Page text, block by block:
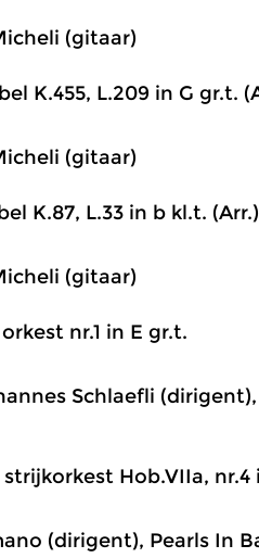
(gitaar)
K.455, L.209 in G gr.t.
(gitaar)
K.87, L.33 in b kl.t. (Arr.)
(gitaar)
nr.1 in E gr.t.
Schlaefli
Hob.VIIa, nr.4
(dirigent), Pearls In